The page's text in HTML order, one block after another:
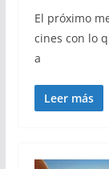
El próximo
cines con lo
a
Leer más